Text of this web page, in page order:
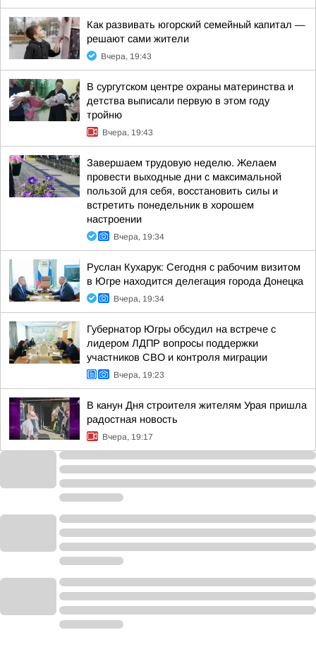
Как развивать югорский семейный капитал —
решают сами жители
Вчера, 19:43
В сургутском центре охраны материнства и
детства выписали первую в этом году
тройню
Вчера, 19:43
Завершаем трудовую неделю. Желаем
провести выходные дни с максимальной
пользой для себя, восстановить силы и
встретить понедельник в хорошем
настроении
Вчера, 19:34
Руслан Кухарук: Сегодня с рабочим визитом
в Югре находится делегация города Донецка
Вчера, 19:34
Губернатор Югры обсудил на встрече с
лидером ЛДПР вопросы поддержки
участников СВО и контроля миграции
Вчера, 19:23
В канун Дня строителя жителям Урая пришла
радостная новость
Вчера, 19:17